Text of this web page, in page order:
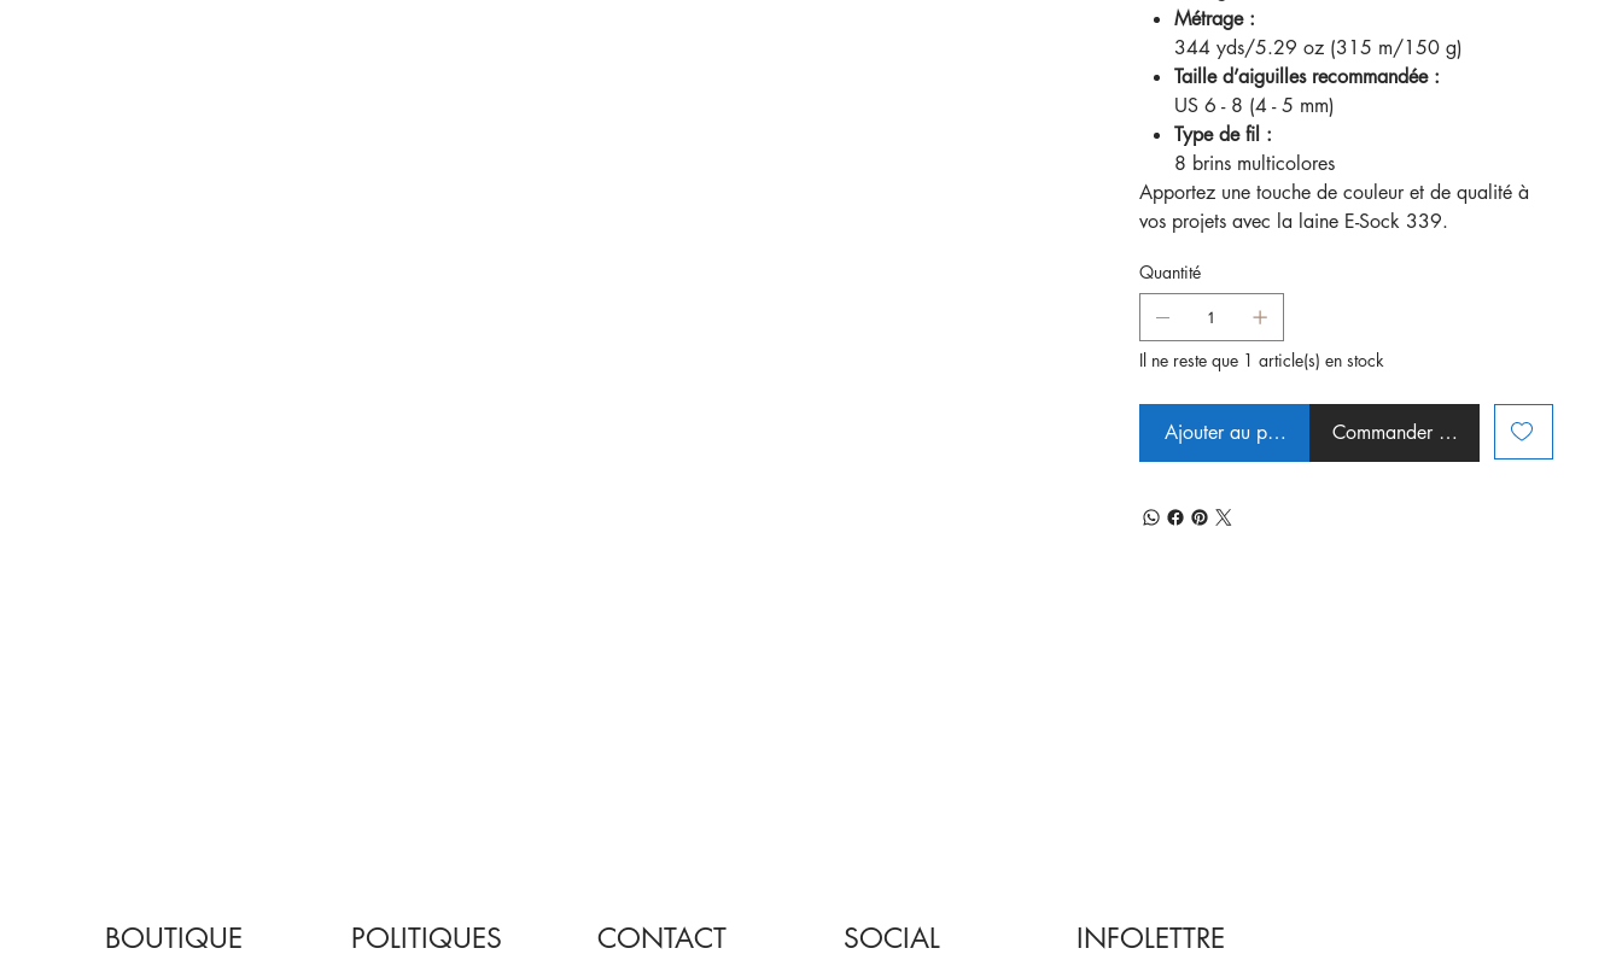
Métrage :
344 yds/5.29 oz (315 m/150 g)
Taille d’aiguilles recommandée :
US 6 - 8 (4 - 5 mm)
Type de fil :
8 brins multicolores
Apportez une touche de couleur et de qualité à
vos projets avec la laine E-Sock 339.
Quantité
Il ne reste que 1 article(s) en stock
Ajouter au panier Commander et payer
BOUTIQUE POLITIQUES CONTACT SOCIAL INFOLETTRE